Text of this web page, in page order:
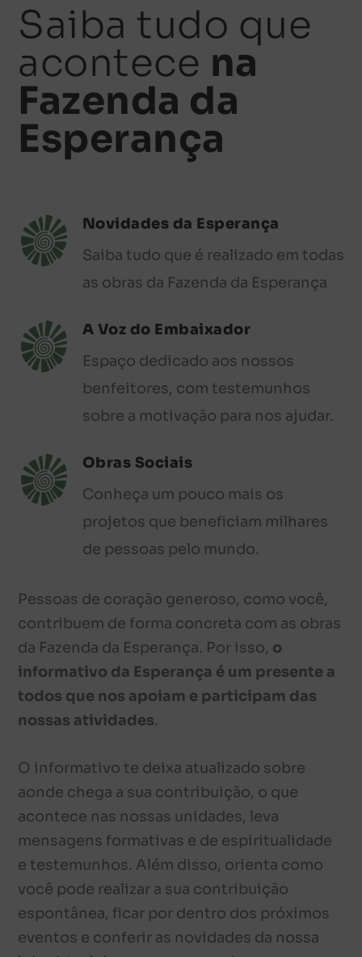
Saiba tudo que
acontece na
Fazenda da
Esperança
Novidades da Esperança
Saiba tudo que é realizado em todas
as obras da Fazenda da Esperança
A Voz do Embaixador
Espaço dedicado aos nossos
benfeitores, com testemunhos
sobre a motivação para nos ajudar.
Obras Sociais
Conheça um pouco mais os
projetos que beneficiam milhares
de pessoas pelo mundo.
Pessoas de coração generoso, como você,
contribuem de forma concreta com as obras
da Fazenda da Esperança. Por isso, o
informativo da Esperança é um presente a
todos que nos apoiam e participam das
nossas atividades.
O informativo te deixa atualizado sobre
aonde chega a sua contribuição, o que
acontece nas nossas unidades, leva
mensagens formativas e de espiritualidade
e testemunhos. Além disso, orienta como
você pode realizar a sua contribuição
espontânea, ficar por dentro dos próximos
eventos e conferir as novidades da nossa